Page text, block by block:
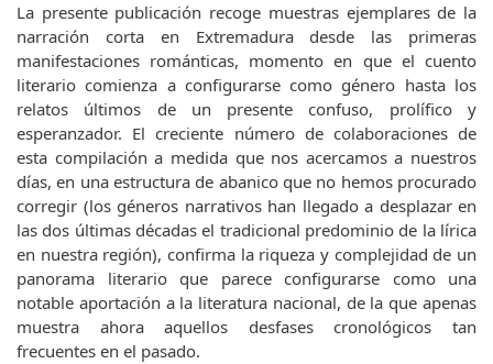
La presente publicación recoge muestras ejemplares de la
narración corta en Extremadura desde las primeras
manifestaciones románticas, momento en que el cuento
literario comienza a configurarse como género hasta los
relatos últimos de un presente confuso, prolífico y
esperanzador. El creciente número de colaboraciones de
esta compilación a medida que nos acercamos a nuestros
días, en una estructura de abanico que no hemos procurado
corregir (los géneros narrativos han llegado a desplazar en
las dos últimas décadas el tradicional predominio de la lírica
en nuestra región), confirma la riqueza y complejidad de un
panorama literario que parece configurarse como una
notable aportación a la literatura nacional, de la que apenas
muestra ahora aquellos desfases cronológicos tan
frecuentes en el pasado.